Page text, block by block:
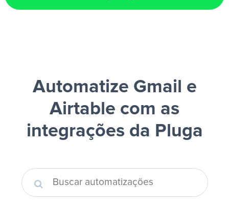
Automatize Gmail e
Airtable com as
integrações da Pluga